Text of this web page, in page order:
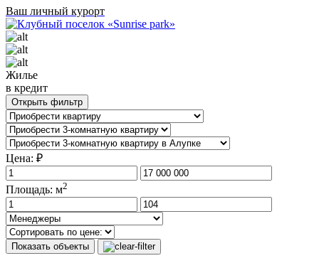
Ваш личный курорт
Жилье
в кредит
Открыть фильтр
Цена: ₽
Площадь: м2
Показать объекты